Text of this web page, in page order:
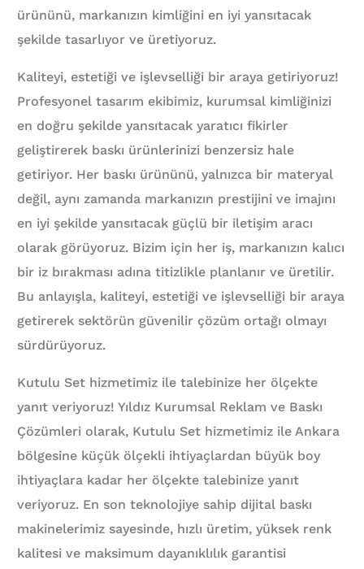
ürününü, markanızın kimliğini en iyi yansıtacak
şekilde tasarlıyor ve üretiyoruz.
Kaliteyi, estetiği ve işlevselliği bir araya getiriyoruz!
Profesyonel tasarım ekibimiz, kurumsal kimliğinizi
en doğru şekilde yansıtacak yaratıcı fikirler
geliştirerek baskı ürünlerinizi benzersiz hale
getiriyor. Her baskı ürününü, yalnızca bir materyal
değil, aynı zamanda markanızın prestijini ve imajını
en iyi şekilde yansıtacak güçlü bir iletişim aracı
olarak görüyoruz. Bizim için her iş, markanızın kalıcı
bir iz bırakması adına titizlikle planlanır ve üretilir.
Bu anlayışla, kaliteyi, estetiği ve işlevselliği bir araya
getirerek sektörün güvenilir çözüm ortağı olmayı
sürdürüyoruz.
Kutulu Set hizmetimiz ile talebinize her ölçekte
yanıt veriyoruz! Yıldız Kurumsal Reklam ve Baskı
Çözümleri olarak, Kutulu Set hizmetimiz ile Ankara
bölgesine küçük ölçekli ihtiyaçlardan büyük boy
ihtiyaçlara kadar her ölçekte talebinize yanıt
veriyoruz. En son teknolojiye sahip dijital baskı
makinelerimiz sayesinde, hızlı üretim, yüksek renk
kalitesi ve maksimum dayanıklılık garantisi